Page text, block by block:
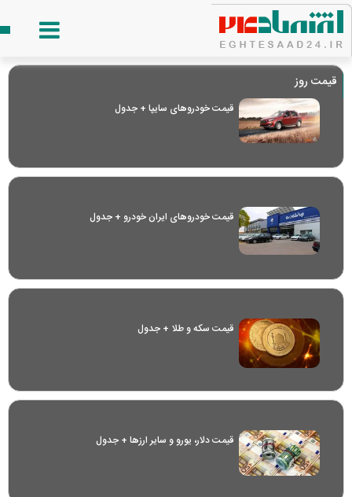
قیمت روز
قیمت خودرو‌های سایپا + جدول
قیمت خودرو‌های ایران خودرو + جدول
قیمت سکه و طلا + جدول
قیمت دلار، یورو و سایر ارز‌ها + جدول